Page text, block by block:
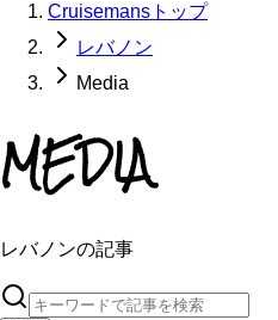
Cruisemansトップ
レバノン
Media
MEDIA
レバノンの記事